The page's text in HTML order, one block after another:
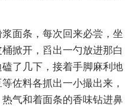
面条，每次回来必尝，坐
掀开，舀出一勺放进那白
了几下，接着手脚麻利地
佐料各抓出一小撮出来，
气和着面条的香味钻进鼻